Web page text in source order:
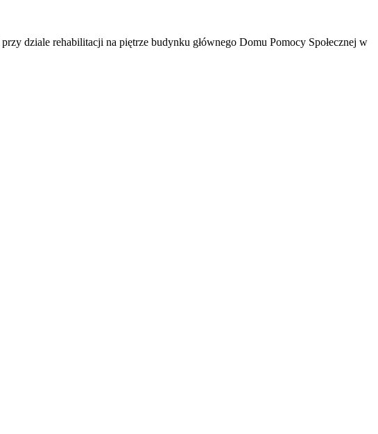
dziale rehabilitacji na piętrze budynku głównego Domu Pomocy Społecznej w